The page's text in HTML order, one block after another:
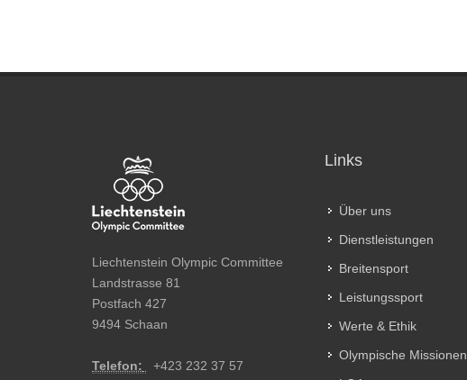
Liechtenstein Olympic Committee
Landstrasse 81
Postfach 427
9494 Schaan
Telefon: +423 232 37 57
Links
Über uns
Dienstleistungen
Breitensport
Leistungssport
Werte & Ethik
Olympische Missionen